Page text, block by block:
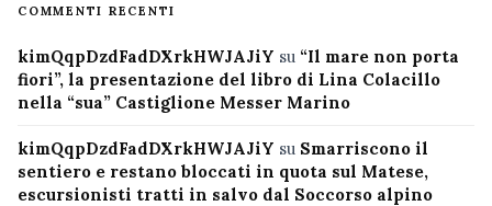
COMMENTI RECENTI
kimQqpDzdFadDXrkHWJAJiY su “Il mare non porta
fiori”, la presentazione del libro di Lina Colacillo
nella “sua” Castiglione Messer Marino
kimQqpDzdFadDXrkHWJAJiY su Smarriscono il
sentiero e restano bloccati in quota sul Matese,
escursionisti tratti in salvo dal Soccorso alpino